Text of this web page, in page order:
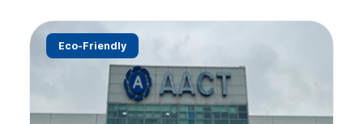
Eco-Friendly